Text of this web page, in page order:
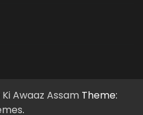
Ki Awaaz Assam Theme:
.